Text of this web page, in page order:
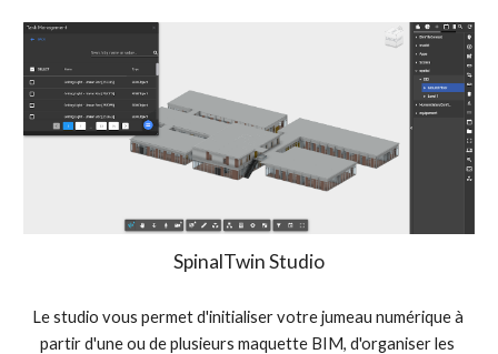
SpinalTwin Studio
Le studio vous permet d'initialiser votre jumeau numérique à
partir d'une ou de plusieurs maquette BIM, d'organiser les